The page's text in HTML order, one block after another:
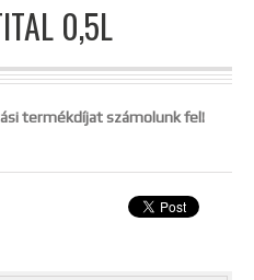
0,5L
termékdíjat számolunk fel!